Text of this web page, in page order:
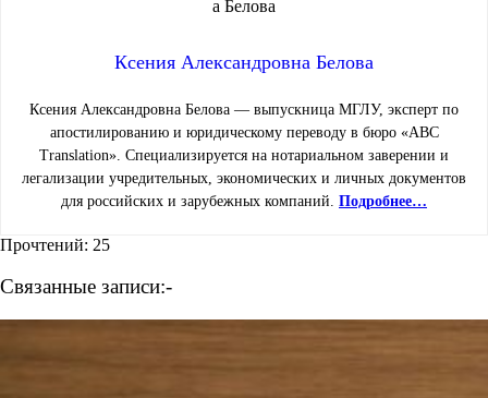
Ксения Александровна Белова
Ксения Александровна Белова — выпускница МГЛУ, эксперт по
апостилированию и юридическому переводу в бюро «ABC
Translation». Специализируется на нотариальном заверении и
легализации учредительных, экономических и личных документов
для российских и зарубежных компаний. Подробнее…
Прочтений: 25
Связанные записи:-